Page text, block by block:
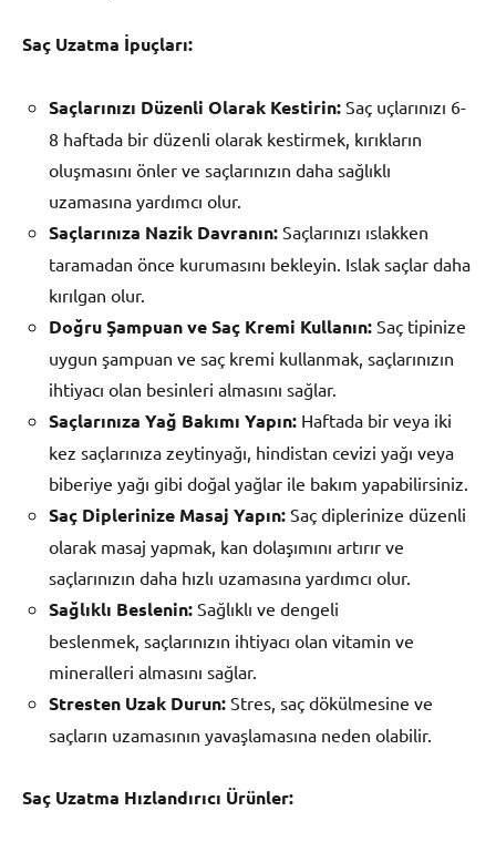
Saç Uzatma İpuçları:
Saçlarınızı Düzenli Olarak Kestirin: Saç uçlarınızı 6-
8 haftada bir düzenli olarak kestirmek, kırıkların
oluşmasını önler ve saçlarınızın daha sağlıklı
uzamasına yardımcı olur.
Saçlarınıza Nazik Davranın: Saçlarınızı ıslakken
taramadan önce kurumasını bekleyin. Islak saçlar daha
kırılgan olur.
Doğru Şampuan ve Saç Kremi Kullanın: Saç tipinize
uygun şampuan ve saç kremi kullanmak, saçlarınızın
ihtiyacı olan besinleri almasını sağlar.
Saçlarınıza Yağ Bakımı Yapın: Haftada bir veya iki
kez saçlarınıza zeytinyağı, hindistan cevizi yağı veya
biberiye yağı gibi doğal yağlar ile bakım yapabilirsiniz.
Saç Diplerinize Masaj Yapın: Saç diplerinize düzenli
olarak masaj yapmak, kan dolaşımını artırır ve
saçlarınızın daha hızlı uzamasına yardımcı olur.
Sağlıklı Beslenin: Sağlıklı ve dengeli
beslenmek, saçlarınızın ihtiyacı olan vitamin ve
mineralleri almasını sağlar.
Stresten Uzak Durun: Stres, saç dökülmesine ve
saçların uzamasının yavaşlamasına neden olabilir.
Saç Uzatma Hızlandırıcı Ürünler: